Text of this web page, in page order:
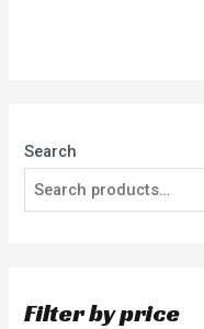
Search
Filter by price